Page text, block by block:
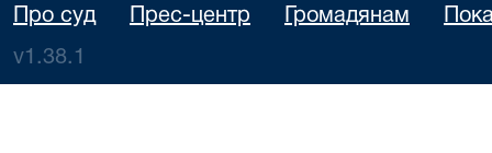
Про суд Прес-центр Громадянам
v1.38.1